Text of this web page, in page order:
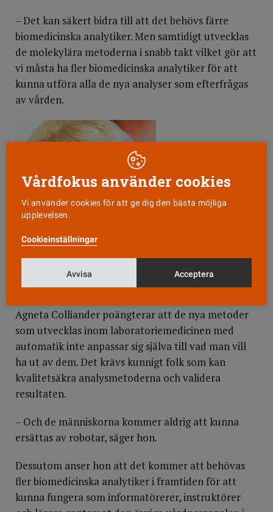
– Det kan säkert bidra till att det behövs färre
biomedicinska analytiker. Men samtidigt utvecklas
de molekylära metoderna i snabb takt vilket gör att
vi måsta ha fler biomedicinska analytiker för att
kunna utföra alla de nya analyser som efterfrågas
av vården.
Agneta Colliander.
Agneta Colliander poängterar att de nya metoder
som utvecklas inom laboratoriemedicinen med
automatik inte anpassar sig själva till vad man vill
ha ut av dem. Det krävs kunnigt folk som kan
kvalitetsäkra analysmetoderna och validera
resultaten.
– Och de människorna kommer aldrig att kunna
ersättas av robotar, säger hon.
Dessutom anser hon att det kommer att behövas
fler biomedicinska analytiker i framtiden för att
kunna fungera som informatörerer, instruktörer
Vårdfokus använder cookies
Vi använder cookies för att ge dig den bästa möjliga
upplevelsen.
Cookieinställningar
Avvisa Acceptera